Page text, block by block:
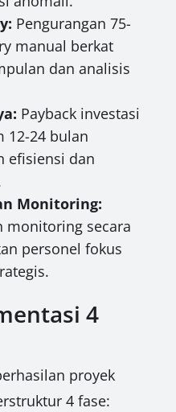
Pengurangan 75-
manual berkat
dan analisis
Payback investasi
12-24 bulan
efisiensi dan
Monitoring:
monitoring secara
personel fokus
4
proyek
4 fase: